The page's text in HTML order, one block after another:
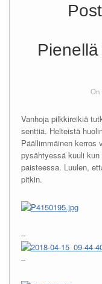
On
Vanhoja pilkkireikiä
senttiä. Helteistä
Päällimmäinen kerros
pysähtyessä kuuli
paisteessa. Luulen,
pitkin.
–
–